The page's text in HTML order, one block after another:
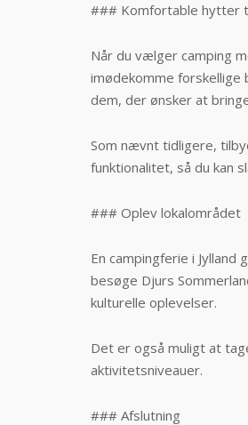
### Komfortable hytter
Når du vælger camping
imødekomme forskellige
dem, der ønsker at
Som nævnt tidligere,
funktionalitet, så du kan
### Oplev lokalområdet
En campingferie i
besøge Djurs
kulturelle oplevelser.
Det er også muligt at
aktivitetsniveauer.
### Afslutning